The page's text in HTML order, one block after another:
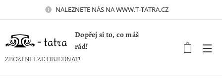
NALEZNETE NÁS NA WWW.T-TATRA.CZ 🚀
Dopřej si to, co máš
rád!
ZBOŽÍ NELZE OBJEDNAT!